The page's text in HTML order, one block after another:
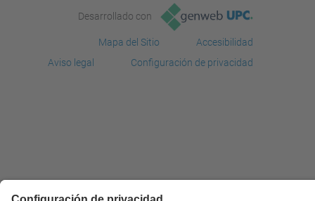
Desarrollado con
Mapa del Sitio
Accesibilidad
Aviso legal
Configuración de privacidad